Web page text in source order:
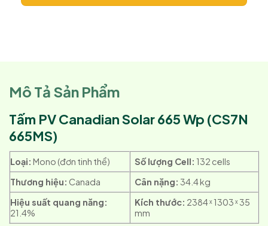
Mô Tả Sản Phẩm
Tấm PV Canadian Solar 665 Wp (CS7N
665MS)
Loại: Mono (đơn tinh thể) Số lượng Cell: 132 cells
Thương hiệu: Canada Cân nặng: 34.4 kg
Hiệu suất quang năng:
21.4%
Kích thước: 2384 ˣ 1303 ˣ 35
mm